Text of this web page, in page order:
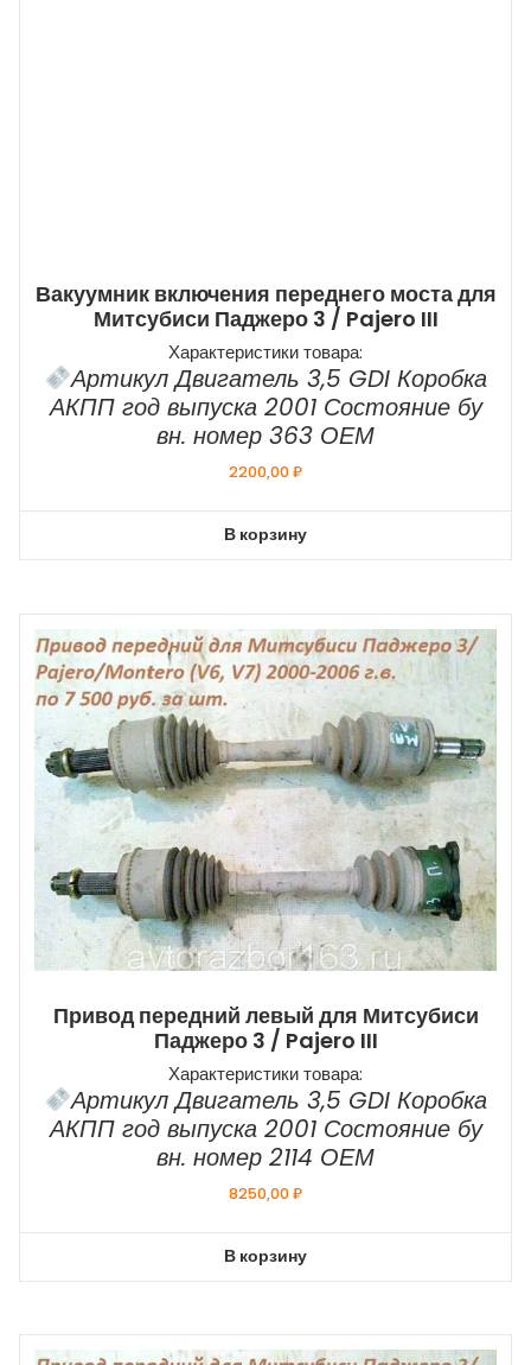
Вакуумник включения переднего моста для
Митсубиси Паджеро 3 / Pajero III
Характеристики товара:
Артикул Двигатель 3,5 GDI Коробка
АКПП год выпуска 2001 Состояние бу
вн. номер 363 ОЕМ
2200,00₽
В корзину
Привод передний левый для Митсубиси
Паджеро 3 / Pajero III
Характеристики товара:
Артикул Двигатель 3,5 GDI Коробка
АКПП год выпуска 2001 Состояние бу
вн. номер 2114 ОЕМ
8250,00₽
В корзину